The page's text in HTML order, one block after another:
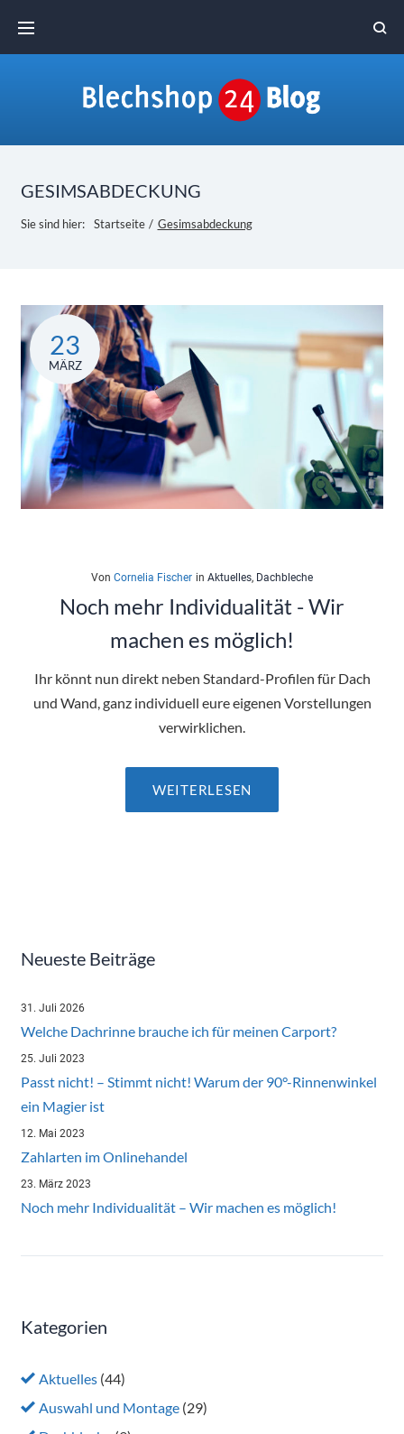
content
GESIMSABDECKUNG
Sie sind hier: Startseite / Gesimsabdeckung
Schlagwort:
Gesimsabdeckung
23
MÄRZ
Von Cornelia Fischer in Aktuelles, Dachbleche
Noch mehr Individualität - Wir
machen es möglich!
Ihr könnt nun direkt neben Standard-Profilen für Dach
und Wand, ganz individuell eure eigenen Vorstellungen
verwirklichen.
WEITERLESEN
Neueste Beiträge
Welche Dachrinne brauche ich für meinen Carport?
31. Juli 2026
Passt nicht! – Stimmt nicht! Warum der 90°-Rinnenwinkel
ein Magier ist
25. Juli 2023
Zahlarten im Onlinehandel
12. Mai 2023
Noch mehr Individualität – Wir machen es möglich!
23. März 2023
Kategorien
Aktuelles (44)
Auswahl und Montage (29)